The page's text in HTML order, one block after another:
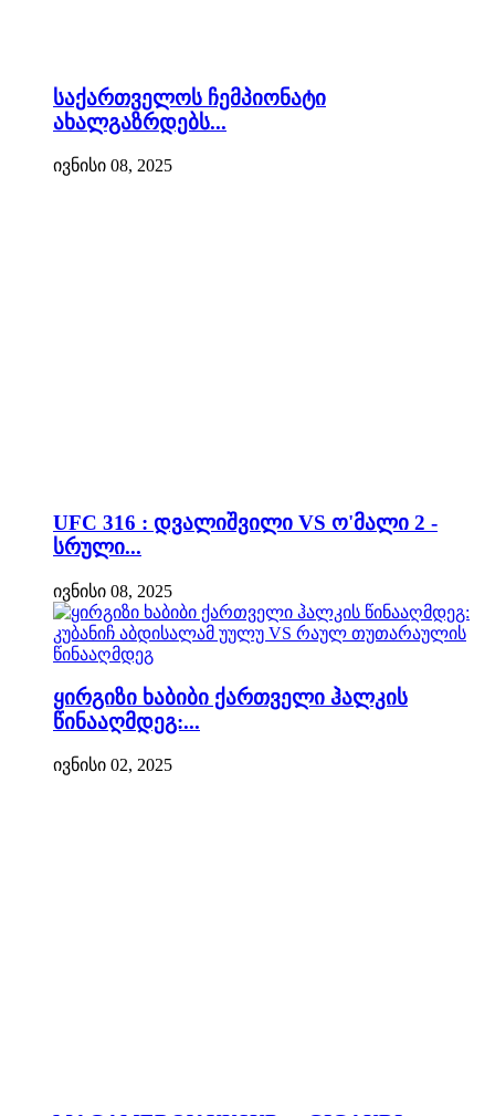
საქართველოს ჩემპიონატი
ახალგაზრდებს...
ივნისი 08, 2025
UFC 316 : დვალიშვილი VS ო'მალი 2 -
სრული...
ივნისი 08, 2025
ყირგიზი ხაბიბი ქართველი ჰალკის
წინააღმდეგ:...
ივნისი 02, 2025